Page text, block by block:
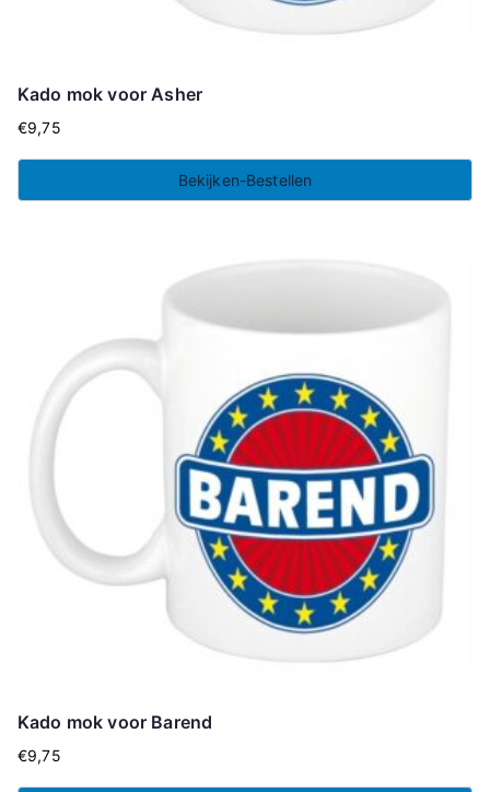
Kado mok voor Asher
€9,75
Bekijken-Bestellen
Kado mok voor Barend
€9,75